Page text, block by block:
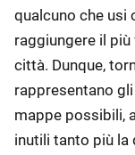
qualcuno che usi
raggiungere il
città. Dunque,
rappresentano
mappe possibili,
inutili tanto più la